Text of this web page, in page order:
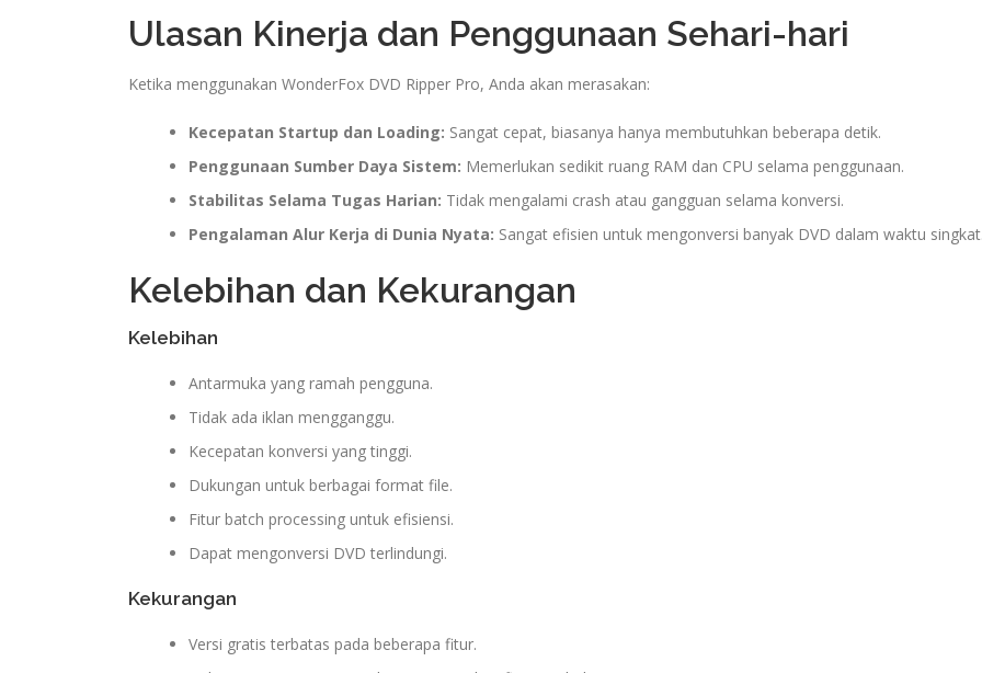
Ulasan Kinerja dan Penggunaan Sehari-hari
Ketika menggunakan WonderFox DVD Ripper Pro, Anda akan merasakan:
Kecepatan Startup dan Loading: Sangat cepat, biasanya hanya membutuhkan beberapa detik.
Penggunaan Sumber Daya Sistem: Memerlukan sedikit ruang RAM dan CPU selama penggunaan.
Stabilitas Selama Tugas Harian: Tidak mengalami crash atau gangguan selama konversi.
Pengalaman Alur Kerja di Dunia Nyata: Sangat efisien untuk mengonversi banyak DVD dalam waktu singkat.
Kelebihan dan Kekurangan
Kelebihan
Antarmuka yang ramah pengguna.
Tidak ada iklan mengganggu.
Kecepatan konversi yang tinggi.
Dukungan untuk berbagai format file.
Fitur batch processing untuk efisiensi.
Dapat mengonversi DVD terlindungi.
Kekurangan
Versi gratis terbatas pada beberapa fitur.